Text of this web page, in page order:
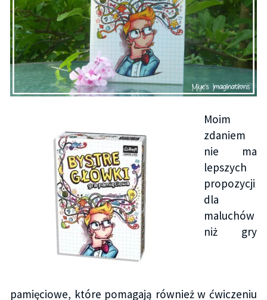
Moim
zdaniem
nie ma
lepszych
propozycji
dla
maluchów
niż gry
pamięciowe, które pomagają również w ćwiczeniu